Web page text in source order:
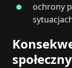
ochrony